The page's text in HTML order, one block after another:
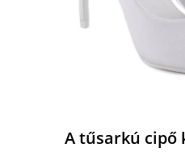
A tűsarkú cipő